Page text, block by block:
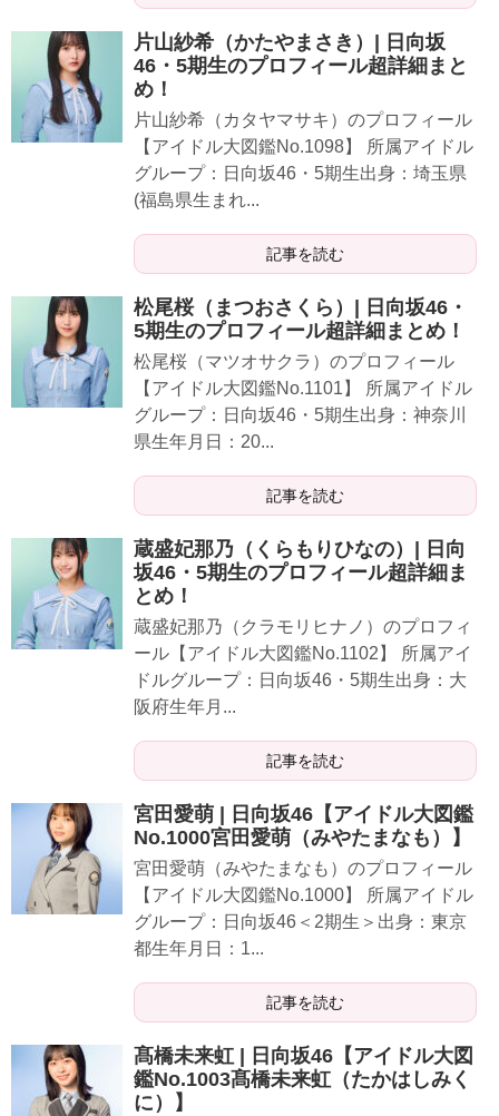
片山紗希（かたやまさき）| 日向坂
46・5期生のプロフィール超詳細まと
め！
片山紗希（カタヤマサキ）のプロフィール
【アイドル大図鑑No.1098】 所属アイドル
グループ：日向坂46・5期生出身：埼玉県
(福島県生まれ...
記事を読む
松尾桜（まつおさくら）| 日向坂46・
5期生のプロフィール超詳細まとめ！
松尾桜（マツオサクラ）のプロフィール
【アイドル大図鑑No.1101】 所属アイドル
グループ：日向坂46・5期生出身：神奈川
県生年月日：20...
記事を読む
蔵盛妃那乃（くらもりひなの）| 日向
坂46・5期生のプロフィール超詳細ま
とめ！
蔵盛妃那乃（クラモリヒナノ）のプロフィ
ール【アイドル大図鑑No.1102】 所属アイ
ドルグループ：日向坂46・5期生出身：大
阪府生年月...
記事を読む
宮田愛萌 | 日向坂46【アイドル大図鑑
No.1000宮田愛萌（みやたまなも）】
宮田愛萌（みやたまなも）のプロフィール
【アイドル大図鑑No.1000】 所属アイドル
グループ：日向坂46＜2期生＞出身：東京
都生年月日：1...
記事を読む
髙橋未来虹 | 日向坂46【アイドル大図
鑑No.1003髙橋未来虹（たかはしみく
に）】